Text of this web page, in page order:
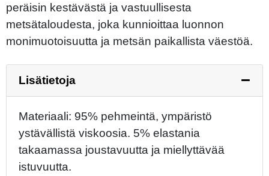
peräisin kestävästä ja vastuullisesta
metsätaloudesta, joka kunnioittaa luonnon
monimuotoisuutta ja metsän paikallista väestöä.
Lisätietoja
Materiaali: 95% pehmeintä, ympäristö
ystävällistä viskoosia. 5% elastania
takaamassa joustavuutta ja miellyttävää
istuvuutta.